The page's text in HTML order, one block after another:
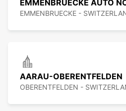
EMMENBRUECKE AUTO
EMMENBRUECKE -
AARAU-OBERENTFELDEN
OBERENTFELDEN -